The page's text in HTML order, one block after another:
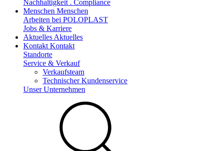
Nachhaltigkeit . Compliance
Menschen Menschen
Arbeiten bei POLOPLAST
Jobs & Karriere
Aktuelles Aktuelles
Kontakt Kontakt
Standorte
Service & Verkauf
Verkaufsteam
Technischer Kundenservice
Unser Unternehmen